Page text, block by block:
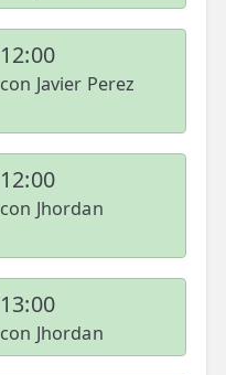
12:00
con Javier Perez
12:00
con Jhordan
13:00
con Jhordan